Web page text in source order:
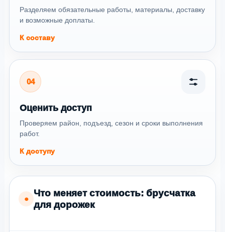
Разделяем обязательные работы, материалы, доставку
и возможные доплаты.
К составу
04
Оценить доступ
Проверяем район, подъезд, сезон и сроки выполнения
работ.
К доступу
●
Что меняет стоимость: брусчатка
для дорожек